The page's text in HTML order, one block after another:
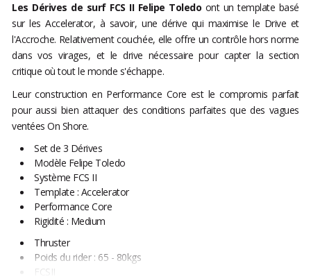
Les Dérives de surf FCS II Felipe Toledo ont un template basé
sur les Accelerator, à savoir, une dérive qui maximise le Drive et
l'Accroche. Relativement couchée, elle offre un contrôle hors norme
dans vos virages, et le drive nécessaire pour capter la section
critique où tout le monde s'échappe.
Leur construction en Performance Core est le compromis parfait
pour aussi bien attaquer des conditions parfaites que des vagues
ventées On Shore.
Set de 3 Dérives
Modèle Felipe Toledo
Système FCS II
Template : Accelerator
Performance Core
Rigidité : Medium
Thruster
Poids du rider : 65 - 80kgs
FCSII